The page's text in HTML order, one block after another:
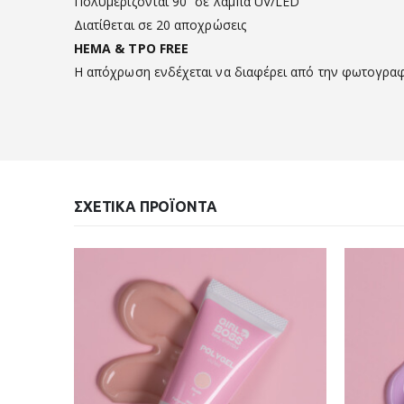
Διατίθεται σε 20 αποχρώσεις
HEMA & TPO FREE
Η απόχρωση ενδέχεται να διαφέρει από την
ΣΧΕΤΙΚΆ ΠΡΟΪΌΝΤΑ